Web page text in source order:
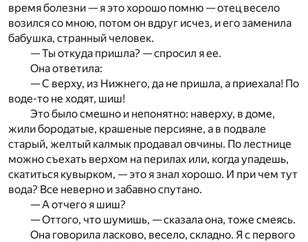
время болезни — я это хорошо помню — отец весело
возился со мною, потом он вдруг исчез, и его заменила
бабушка, странный человек.
— Ты откуда пришла? — спросил я ее.
Она ответила:
— С верху, из Нижнего, да не пришла, а приехала! По
воде-то не ходят, шиш!
Это было смешно и непонятно: наверху, в доме,
жили бородатые, крашеные персияне, а в подвале
старый, желтый калмык продавал овчины. По лестнице
можно съехать верхом на перилах или, когда упадешь,
скатиться кувырком, — это я знал хорошо. И при чем тут
вода? Все неверно и забавно спутано.
— А отчего я шиш?
— Оттого, что шумишь, — сказала она, тоже смеясь.
Она говорила ласково, весело, складно. Я с первого